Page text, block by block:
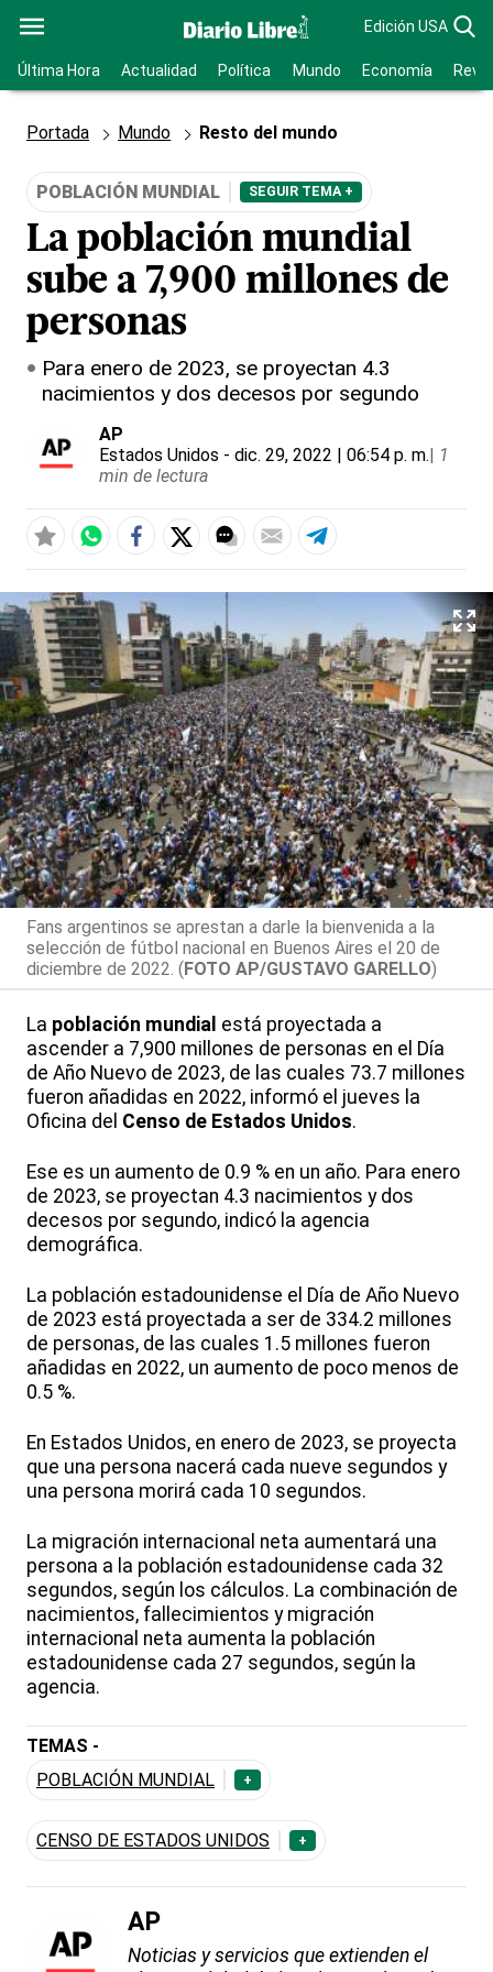
Edición USA
Última Hora Actualidad Política Mundo Economía
Portada Mundo Resto del mundo
POBLACIÓN MUNDIAL SEGUIR TEMA +
La población mundial
sube a 7,900 millones de
personas
Para enero de 2023, se proyectan 4.3
nacimientos y dos decesos por segundo
AP
Estados Unidos - dic. 29, 2022 | 06:54 p. m.| 1
min de lectura
Fans argentinos se aprestan a darle la bienvenida a la
selección de fútbol nacional en Buenos Aires el 20 de
diciembre de 2022. (FOTO AP/GUSTAVO GARELLO)
La población mundial está proyectada a
ascender a 7,900 millones de personas en el Día
de Año Nuevo de 2023, de las cuales 73.7 millones
fueron añadidas en 2022, informó el jueves la
Oficina del Censo de Estados Unidos.
Ese es un aumento de 0.9 % en un año. Para enero
de 2023, se proyectan 4.3 nacimientos y dos
decesos por segundo, indicó la agencia
demográfica.
La población estadounidense el Día de Año Nuevo
de 2023 está proyectada a ser de 334.2 millones
de personas, de las cuales 1.5 millones fueron
añadidas en 2022, un aumento de poco menos de
0.5 %.
En Estados Unidos, en enero de 2023, se proyecta
que una persona nacerá cada nueve segundos y
una persona morirá cada 10 segundos.
La migración internacional neta aumentará una
persona a la población estadounidense cada 32
segundos, según los cálculos. La combinación de
nacimientos, fallecimientos y migración
internacional neta aumenta la población
estadounidense cada 27 segundos, según la
agencia.
TEMAS -
POBLACIÓN MUNDIAL
+
CENSO DE ESTADOS UNIDOS +
AP
Noticias y servicios que extienden el